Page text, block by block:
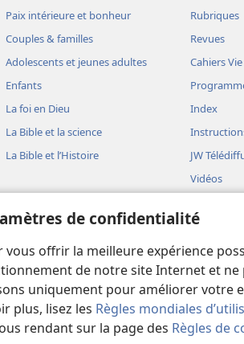
de confidentialité
vous offrir la meilleure expérience
de notre site Internet et ne
uniquement pour améliorer votre
plus, lisez les Règles mondiales
rendant sur la page des Règles de
Paix intérieure et bonheur
Couples & familles
Adolescents et jeunes adultes
Enfants
La foi en Dieu
La Bible et la science
La Bible et l’Histoire
Rubriques
Revues
Cahiers
Index
JW
Vidéos
Lectures
Copyright © 2026 Watch Tower Bible and Tract